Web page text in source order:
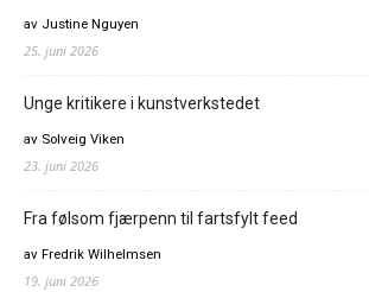
av Justine Nguyen
25. juni 2026
Unge kritikere i kunstverkstedet
av Solveig Viken
23. juni 2026
Fra følsom fjærpenn til fartsfylt feed
av Fredrik Wilhelmsen
19. juni 2026